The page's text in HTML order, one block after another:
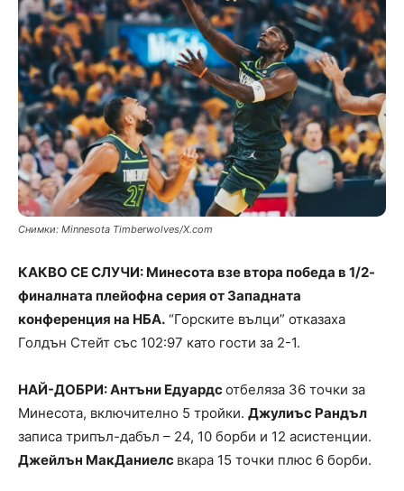
Снимки: Minnesota Timberwolves/X.com
КАКВО СЕ СЛУЧИ: Минесота взе втора победа в 1/2-
финалната плейофна серия от Западната
конференция на НБА. “Горските вълци” отказаха
Голдън Стейт със 102:97 като гости за 2-1.
НАЙ-ДОБРИ: Антъни Едуардсотбеляза 36 точки за
Минесота, включително 5 тройки. Джулиъс Рандъл
записа трипъл-дабъл – 24, 10 борби и 12 асистенции.
Джейлън МакДаниелс вкара 15 точки плюс 6 борби.